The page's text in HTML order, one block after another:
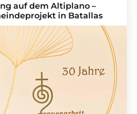
auf dem Altiplano –
in Batallas